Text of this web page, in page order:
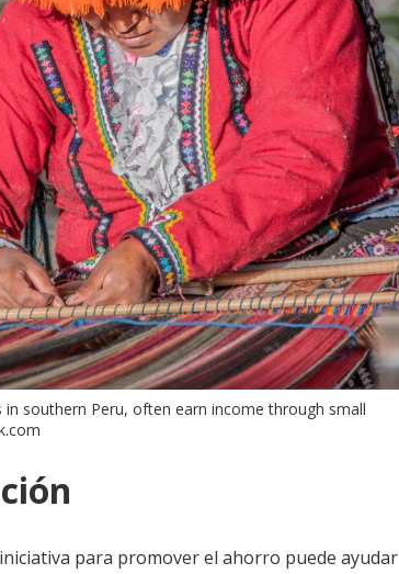
southern Peru, often earn income through small
para promover el ahorro puede ayudar